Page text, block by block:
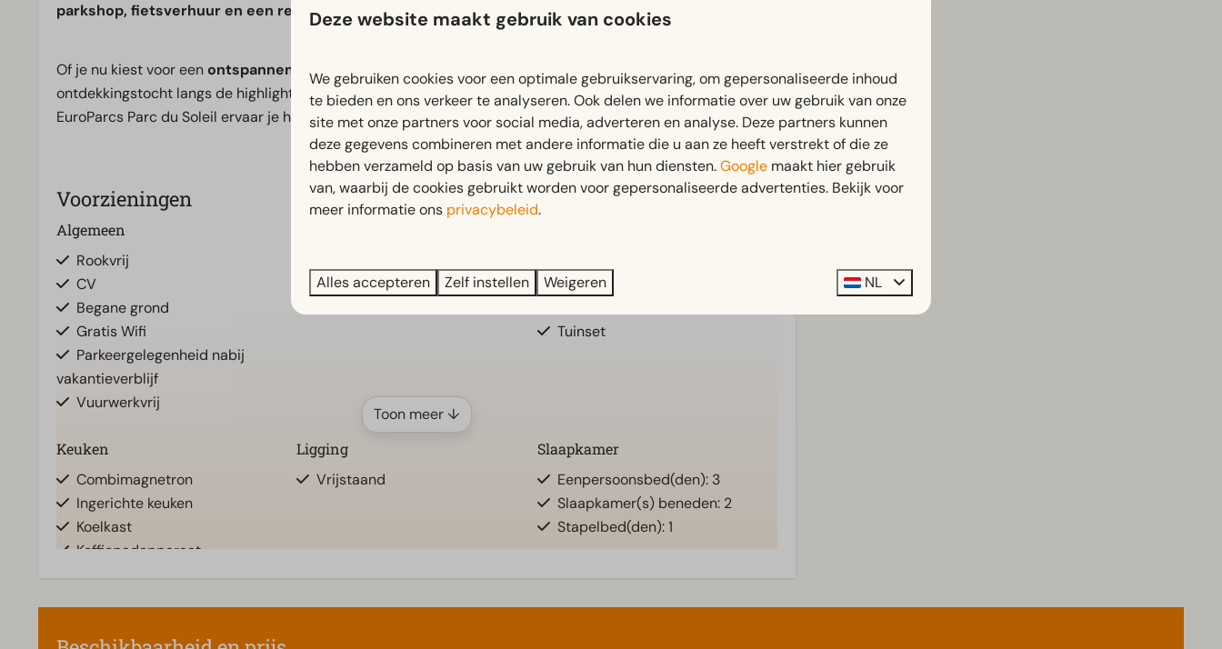
parkshop, fietsverhuur en een recreatieprogramma
tijdens de schoolvakanties.
Of je nu kiest voor eenontspannen strandvakantie , een actieve fietsvakantie
door de duinen of een
ontdekkingstocht langs de highlights van de Bollenstreek en de historische steden in de omgeving, bij
EuroParcs Parc du Soleil ervaar je het beste van de Zuid-Hollandse kust.
Voorzieningen
Algemeen
Rookvrij
CV
Begane grond
Gratis Wifi
Parkeergelegenheid nabij
vakantieverblijf
Vuurwerkvrij
Toilet(ten) in badkamer(s): 1
Terras
Tuinset
Keuken
Combimagnetron
Ingerichte keuken
Koelkast
Koffiepadapparaat
Koffiezetapparaat
Ligging
Vrijstaand
Slaapkamer
Eenpersoonsbed(den): 3
Slaapkamer(s) beneden: 2
Stapelbed(den): 1
Toon meer ↓
Deze website maakt gebruik van cookies
We gebruiken cookies voor een optimale gebruikservaring, om gepersonaliseerde inhoud
te bieden en ons verkeer te analyseren. Ook delen we informatie over uw gebruik van onze
site met onze partners voor social media, adverteren en analyse. Deze partners kunnen
deze gegevens combineren met andere informatie die u aan ze heeft verstrekt of die ze
hebben verzameld op basis van uw gebruik van hun diensten.Google maakt hier gebruik
van, waarbij de cookies gebruikt worden voor gepersonaliseerde advertenties. Bekijk voor
meer informatie ons privacybeleid.
Alles accepteren Zelf instellen Weigeren NL